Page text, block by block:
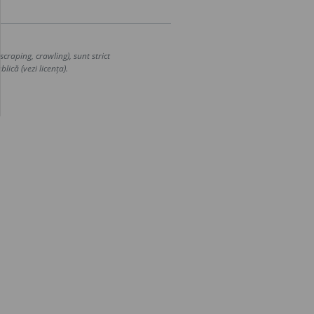
crawling), sunt strict
(vezi licența).